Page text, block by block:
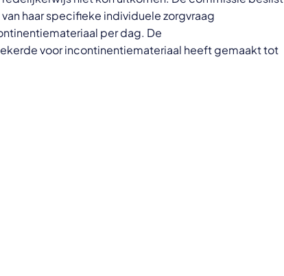
haar specifieke individuele zorgvraag
per dag. De
voor incontinentiemateriaal heeft gemaakt tot